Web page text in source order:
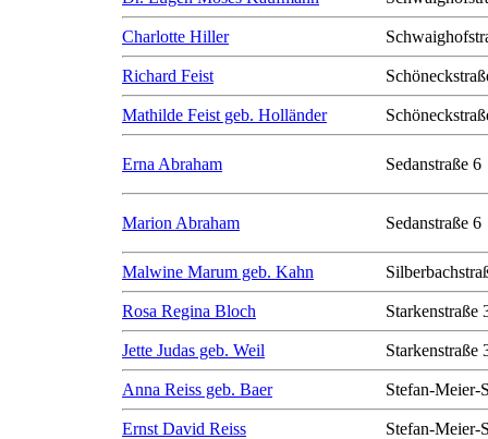
Charlotte Hiller
Richard Feist
Mathilde Feist geb. Holländer
Erna Abraham Sedanstraße 6
Marion Abraham Sedanstraße 6
Malwine Marum geb. Kahn
Rosa Regina Bloch Starkenstraße
Jette Judas geb. Weil Starkenstraße
Anna Reiss geb. Baer Stefan-Meier-
Ernst David Reiss Stefan-Meier-